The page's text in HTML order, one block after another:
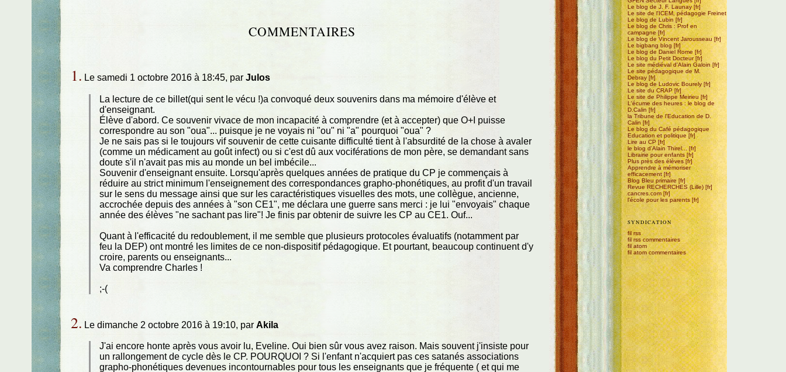
COMMENTAIRES
1. Le samedi 1 octobre 2016 à 18:45, par Julos
La lecture de ce billet(qui sent le vécu !)a convoqué deux souvenirs dans ma mémoire d'élève et
d'enseignant.
Élève d'abord. Ce souvenir vivace de mon incapacité à comprendre (et à accepter) que O+I puisse
correspondre au son "oua"... puisque je ne voyais ni "ou" ni "a" pourquoi "oua" ?
Je ne sais pas si le toujours vif souvenir de cette cuisante difficulté tient à l'absurdité de la chose à avaler
(comme un médicament au goût infect) ou si c'est dû aux vociférations de mon père, se demandant sans
doute s'il n'avait pas mis au monde un bel imbécile...
Souvenir d'enseignant ensuite. Lorsqu'après quelques années de pratique du CP je commençais à
réduire au strict minimum l'enseignement des correspondances grapho-phonétiques, au profit d'un travail
sur le sens du message ainsi que sur les caractéristiques visuelles des mots, une collègue, ancienne,
accrochée depuis des années à "son CE1", me déclara une guerre sans merci : je lui "envoyais" chaque
année des élèves "ne sachant pas lire"! Je finis par obtenir de suivre les CP au CE1. Ouf...
Quant à l'efficacité du redoublement, il me semble que plusieurs protocoles évaluatifs (notamment par
feu la DEP) ont montré les limites de ce non-dispositif pédagogique. Et pourtant, beaucoup continuent d'y
croire, parents ou enseignants...
Va comprendre Charles !
;-(
2. Le dimanche 2 octobre 2016 à 19:10, par Akila
J'ai encore honte après vous avoir lu, Eveline. Oui bien sûr vous avez raison. Mais souvent j'insiste pour
un rallongement de cycle dès le CP. POURQUOI ? Si l'enfant n'acquiert pas ces satanés associations
grapho-phonétiques devenues incontournables pour tous les enseignants que je fréquente ( et qui me
Le blog de J. F. Launay
Le site de l'ICEM, pédagogie Freinet
Le blog de Lubin
Le blog de Chris : Prof en
campagne
Le blog de Vincent Jarousseau
Le bigbang blog
Le blog de Daniel Rome
Le blog du Petit Docteur
Le site médiéval d'Alain Galoin
Le site pédagogique de M.
Debray
Le blog de Ludovic Bourely
Le site du CRAP
Le site de Philippe Meirieu
L'écume des heures : le blog de
D.Calin
la Tribune de l'Education de D.
Calin
Le blog du Café pédagogique
Education et politique
Lire au CP
le blog d'Alain Thirel...
Librairie pour enfants
Plus près des élèves
Apprendre à mémoriser
efficacement
Blog Bleu primaire
Revue RECHERCHES (Lille)
cancres.com
l'école pour les parents
SYNDICATION
fil rss
fil rss commentaires
fil atom
fil atom commentaires